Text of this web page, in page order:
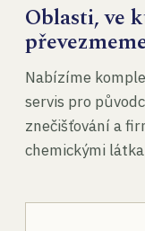
Oblasti, ve
Nabízíme
servis pro
znečišťování a
chemickými